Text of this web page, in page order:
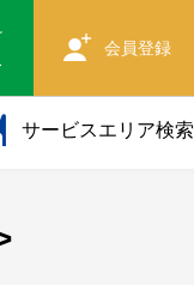
会員登録
サービスエリア検索